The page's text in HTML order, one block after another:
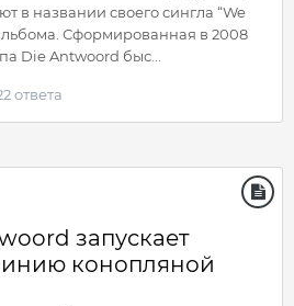
в названии своего сингла “We
Сформированная в 2008
Die Antwoord быс...
ответа
запускает
конопляной